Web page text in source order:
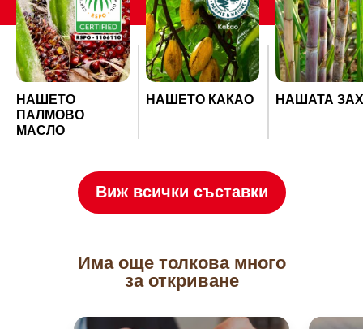
НАШЕТО
ПАЛМОВО
МАСЛО
НАШЕТО КАКАО НАШАТА
Виж всички съставки
Има още толкова много
за откриване